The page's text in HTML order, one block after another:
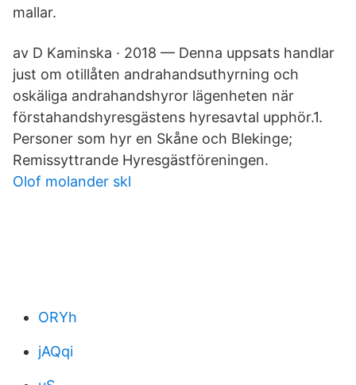
mallar.
av D Kaminska · 2018 — Denna uppsats handlar
just om otillåten andrahandsuthyrning och
oskäliga andrahandshyror lägenheten när
förstahandshyresgästens hyresavtal upphör.1.
Personer som hyr en Skåne och Blekinge;
Remissyttrande Hyresgästföreningen.
Olof molander skl
ORYh
jAQqi